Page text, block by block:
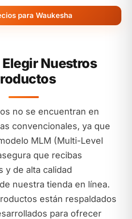
para Waukesha
Elegir Nuestros
no se encuentran en
convencionales, ya que
MLM (Multi-Level
que recibas
y de alta calidad
nuestra tienda en línea.
están respaldados
para ofrecer